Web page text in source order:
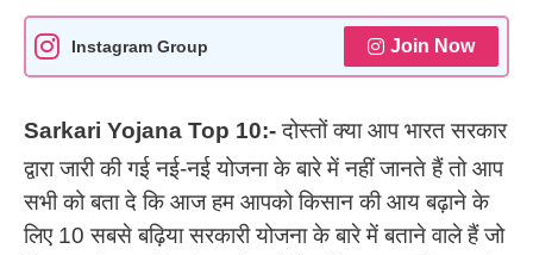
Instagram Group Join Now
Sarkari Yojana Top 10:-दोस्तों क्या आप भारत सरकार
द्वारा जारी की गई नई-नई योजना के बारे में नहीं जानते हैं तो आप
सभी को बता दे कि आज हम आपको किसान की आय बढ़ाने के
लिए 10 सबसे बढ़िया सरकारी योजना के बारे में बताने वाले हैं जो